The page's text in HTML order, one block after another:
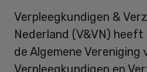
Verpleegkundigen &
Nederland (V&VN)
de Algemene Vereniging
Verpleegkundigen en